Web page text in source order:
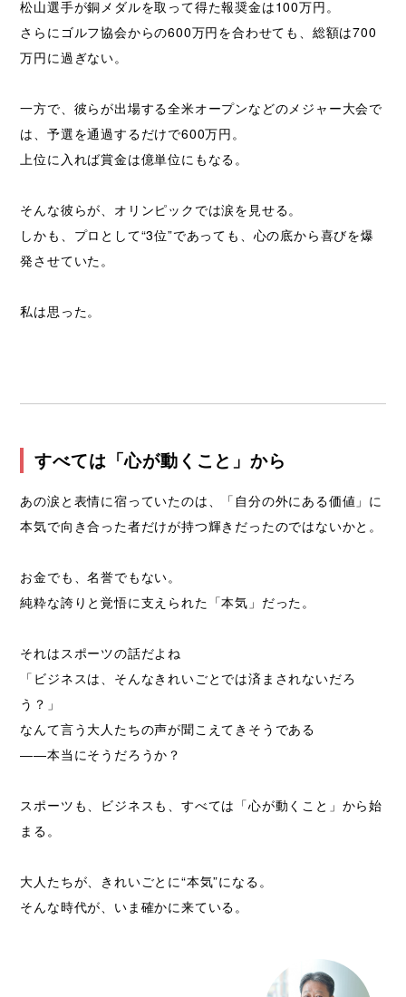
松山選手が銅メダルを取って得た報奨金は100万円。
さらにゴルフ協会からの600万円を合わせても、総額は700
万円に過ぎない。
一方で、彼らが出場する全米オープンなどのメジャー大会で
は、予選を通過するだけで600万円。
上位に入れば賞金は億単位にもなる。
そんな彼らが、オリンピックでは涙を見せる。
しかも、プロとして“3位”であっても、心の底から喜びを爆
発させていた。
私は思った。
すべては「心が動くこと」から
あの涙と表情に宿っていたのは、「自分の外にある価値」に
本気で向き合った者だけが持つ輝きだったのではないかと。
お金でも、名誉でもない。
純粋な誇りと覚悟に支えられた「本気」だった。
それはスポーツの話だよね
「ビジネスは、そんなきれいごとでは済まされないだろ
う？」
なんて言う大人たちの声が聞こえてきそうである
――本当にそうだろうか？
スポーツも、ビジネスも、すべては「心が動くこと」から始
まる。
大人たちが、きれいごとに“本気”になる。
そんな時代が、いま確かに来ている。